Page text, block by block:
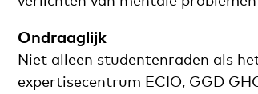
Ondraaglijk
Niet alleen studentenraden als
expertisecentrum ECIO, GGD